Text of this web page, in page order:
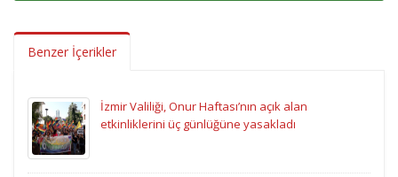
Benzer İçerikler
İzmir Valiliği, Onur Haftası’nın açık alan
etkinliklerini üç günlüğüne yasakladı